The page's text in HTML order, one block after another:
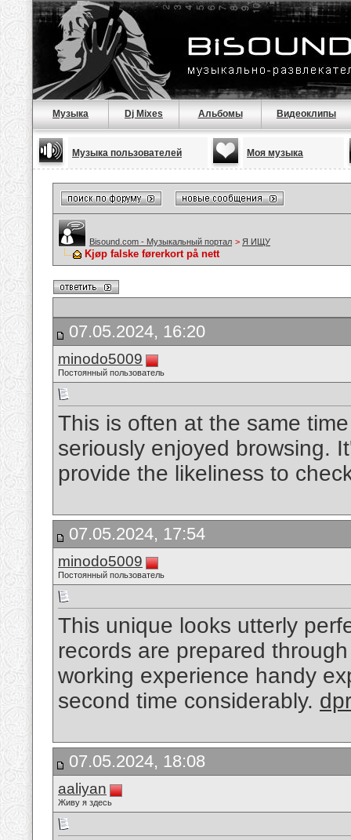
Музыка Dj Mixes Альбомы Видеоклипы
Музыка пользователей Моя музыка
Bisound.com - Музыкальный портал > Я ИЩУ
Kjøp falske førerkort på nett
07.05.2024, 16:20
minodo5009
Постоянный пользователь
This is often at the same
seriously enjoyed browsing.
provide the likeliness to
07.05.2024, 17:54
minodo5009
Постоянный пользователь
This unique looks utterly
records are prepared
working experience handy
second time considerably.
07.05.2024, 18:08
aaliyan
Живу я здесь